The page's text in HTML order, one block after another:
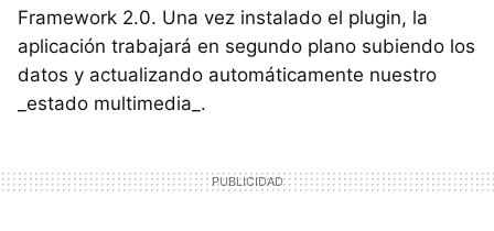
Framework 2.0. Una vez instalado el plugin, la
aplicación trabajará en segundo plano subiendo los
datos y actualizando automáticamente nuestro
_estado multimedia_.